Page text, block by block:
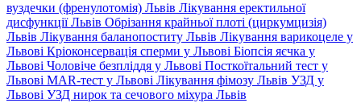
вуздечки (френулотомія) Львів Лікування еректильної
дисфункції Львів Обрізання крайньої плоті (циркумцизія)
Львів Лікування баланопоститу Львів Лікування варикоцеле у
Львові Кріоконсервація сперми у Львові Біопсія яєчка у
Львові Чоловіче безпліддя у Львові Посткоїтальний тест у
Львові MAR-тест у Львові Лікування фімозу Львів УЗД у
Львові УЗД нирок та сечового міхура Львів